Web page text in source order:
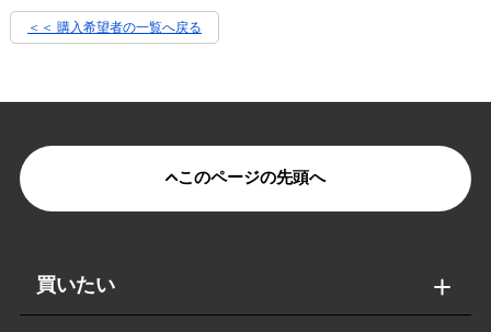
＜＜ 購入希望者の一覧へ戻る
このページの先頭へ
買いたい